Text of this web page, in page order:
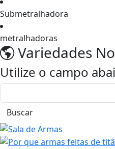
Submetralhadora
metralhadoras
Variedades
Utilize o campo
Buscar